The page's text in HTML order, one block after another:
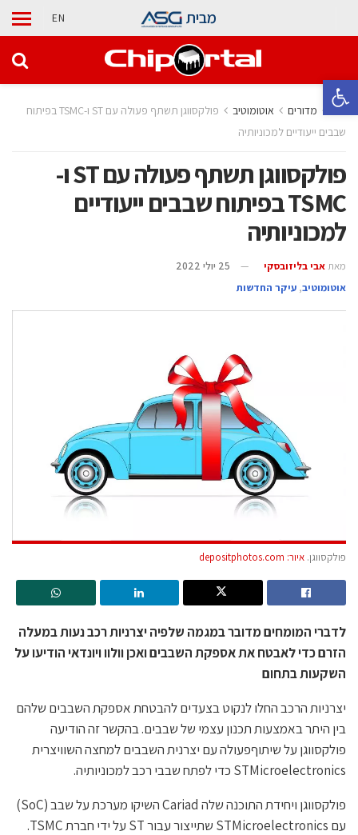
פתח סרגל נגישות
מבית EN
בית מדורים אוטומוטיב
פולקסווגן תשתף פעולה עם ST ו-TSMC בפיתוח
שבבים ייעודיים למכוניותיה
פולקסווגן תשתף פעולה עם ST ו-
TSMC בפיתוח שבבים ייעודיים
למכוניותיה
מאת אבי בליזובסקי
25 יולי 2022
אוטומוטיב, עיקר החדשות
פולקסווגן. איור: depositphotos.com
לדברי המומחים מדובר במגמה שלפיה יצרניות רכב נעות במעלה
הזרם כדי לאבטח את אספקת השבבים ואכן וולוו ויונדאי הודיעו על
השקעות בתחום
יצרניות הרכב החלו לנקוט בצעדים להבטחת אספקת השבבים שלהם
בין היתר באמצעות תכנון עצמי של שבבים. בהקשר זה הודיעה
פולקסווגן על שיתוףפעולה עם יצרנית השבבים למחצה השוויצרית
STMicroelectronics כדי לפתח שבבי רכב למכוניותיה.
פולקסווגן ויחידת התוכנה שלה Cariad השיקו מערכת על שבב (SoC)
עם STMicroelectronics שתייצור עבור ST על ידי חברת TSMC.